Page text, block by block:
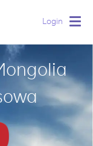
Login